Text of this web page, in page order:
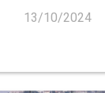
13/10/2024